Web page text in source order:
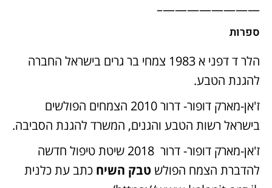
————————–
ספרות
הלר ד דפני א 1983 צמחי בר גרים בישראל החברה
להגנת הטבע.
ז'אן-מארק דופור- דרור 2010 הצמחים הפולשים
בישראל רשות הטבע והגנים, המשרד להגנת הסביבה.
ז'אן-מארק דופור- דרור 2018 שיטת טיפול חדשה
להדברת הצמח הפולש טבק השיח כתב עת כלנית